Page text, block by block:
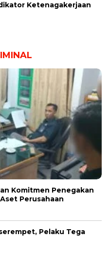
Ketenagakerjaan
Komitmen Penegakan
Perusahaan
Pelaku Tega